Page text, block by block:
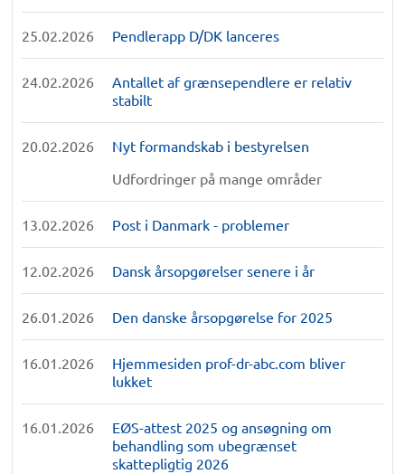
25.02.2026 Pendlerapp D/DK lanceres
24.02.2026
Antallet af grænsependlere er relativ
stabilt
20.02.2026
Nyt formandskab i bestyrelsen
Udfordringer på mange områder
13.02.2026 Post i Danmark - problemer
12.02.2026 Dansk årsopgørelser senere i år
26.01.2026 Den danske årsopgørelse for 2025
16.01.2026
Hjemmesiden prof-dr-abc.com bliver
lukket
16.01.2026
EØS-attest 2025 og ansøgning om
behandling som ubegrænset
skattepligtig 2026